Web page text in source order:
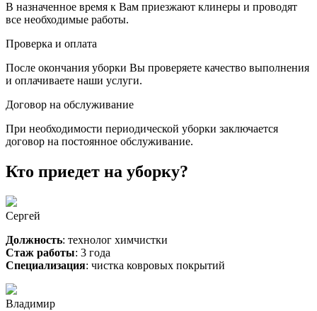
В назначенное время к Вам приезжают клинеры и проводят
все необходимые работы.
Проверка и оплата
После окончания уборки Вы проверяете качество выполнения
и оплачиваете наши услуги.
Договор на обслуживание
При необходимости периодической уборки заключается
договор на постоянное обслуживание.
Кто приедет на уборку?
Сергей
Должность: технолог химчистки
Стаж работы: 3 года
Специализация: чистка ковровых покрытий
Владимир